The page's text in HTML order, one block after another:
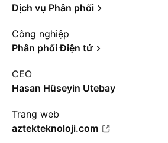
Dịch vụ Phân phối
Công nghiệp
Phân phối Điện tử
CEO
Hasan Hüseyin Utebay
Trang web
aztekteknoloji.com